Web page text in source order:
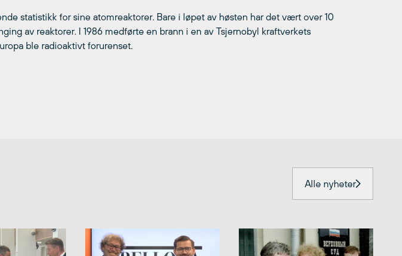
statistikk for sine atomreaktorer. Bare i løpet av høsten har det vært over 10
av reaktorer. I 1986 medførte en brann i en av Tsjernobyl kraftverkets
ble radioaktivt forurenset.
Alle nyheter